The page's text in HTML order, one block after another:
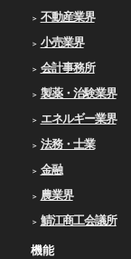
不動産業界
小売業界
会計事務所
製薬・治験業界
エネルギー業界
法務・士業
金融
農業界
鯖江商工会議所
機能